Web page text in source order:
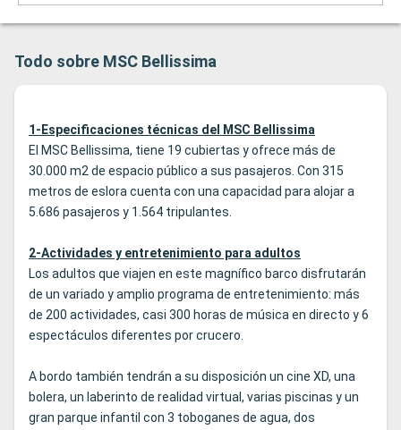
Todo sobre MSC Bellissima
1-Especificaciones técnicas del MSC Bellissima
El MSC Bellissima, tiene 19 cubiertas y ofrece más de
30.000 m2 de espacio público a sus pasajeros. Con 315
metros de eslora cuenta con una capacidad para alojar a
5.686 pasajeros y 1.564 tripulantes.
2-Actividades y entretenimiento para adultos
Los adultos que viajen en este magnífico barco disfrutarán
de un variado y amplio programa de entretenimiento: más
de 200 actividades, casi 300 horas de música en directo y 6
espectáculos diferentes por crucero.
A bordo también tendrán a su disposición un cine XD, una
bolera, un laberinto de realidad virtual, varias piscinas y un
gran parque infantil con 3 toboganes de agua, dos